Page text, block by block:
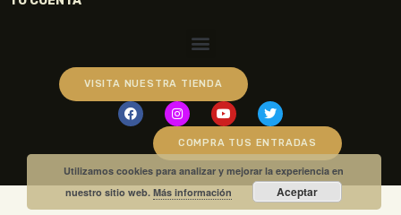
VISITA NUESTRA TIENDA
COMPRA TUS ENTRADAS
Utilizamos cookies para analizar y mejorar la experiencia en
nuestro sitio web.Más información Aceptar